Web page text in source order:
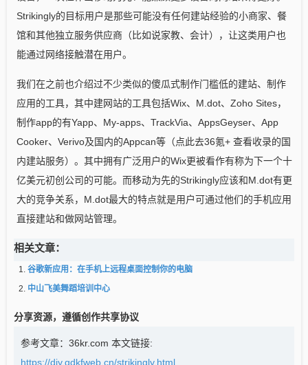
Strikingly的目标用户是那些可能没有任何建站经验的小商家、餐
馆和其他独立服务供应商（比如说家教、会计），让这类用户也
能通过网络接触潜在用户。
我们在之前也介绍过不少类似的傻瓜式制作门槛低的建站、制作
应用的工具，其中建网站的工具包括Wix、M.dot、Zoho Sites，
制作app的有Yapp、My-apps、TrackVia、AppsGeyser、App
Cooker、Verivo及国内的Appcan等（点此去36氪+ 查看收录的国
内建站服务）。其中拥有广泛用户的Wix更被看作有称为下一个十
亿美元初创公司的可能。而移动为先的Strikingly应该和M.dot有更
大的竞争关系，M.dot最大的特点就是用户可通过他们的手机应用
直接建站和做网站管理。
相关文章：
谷歌新应用：在手机上远程桌面控制你的电脑
中山飞美舞蹈培训中心
分享资源，遵循创作共享协议
参考文章：36kr.com 本文链接:
https://diy.qdkfweb.cn/strikingly.html